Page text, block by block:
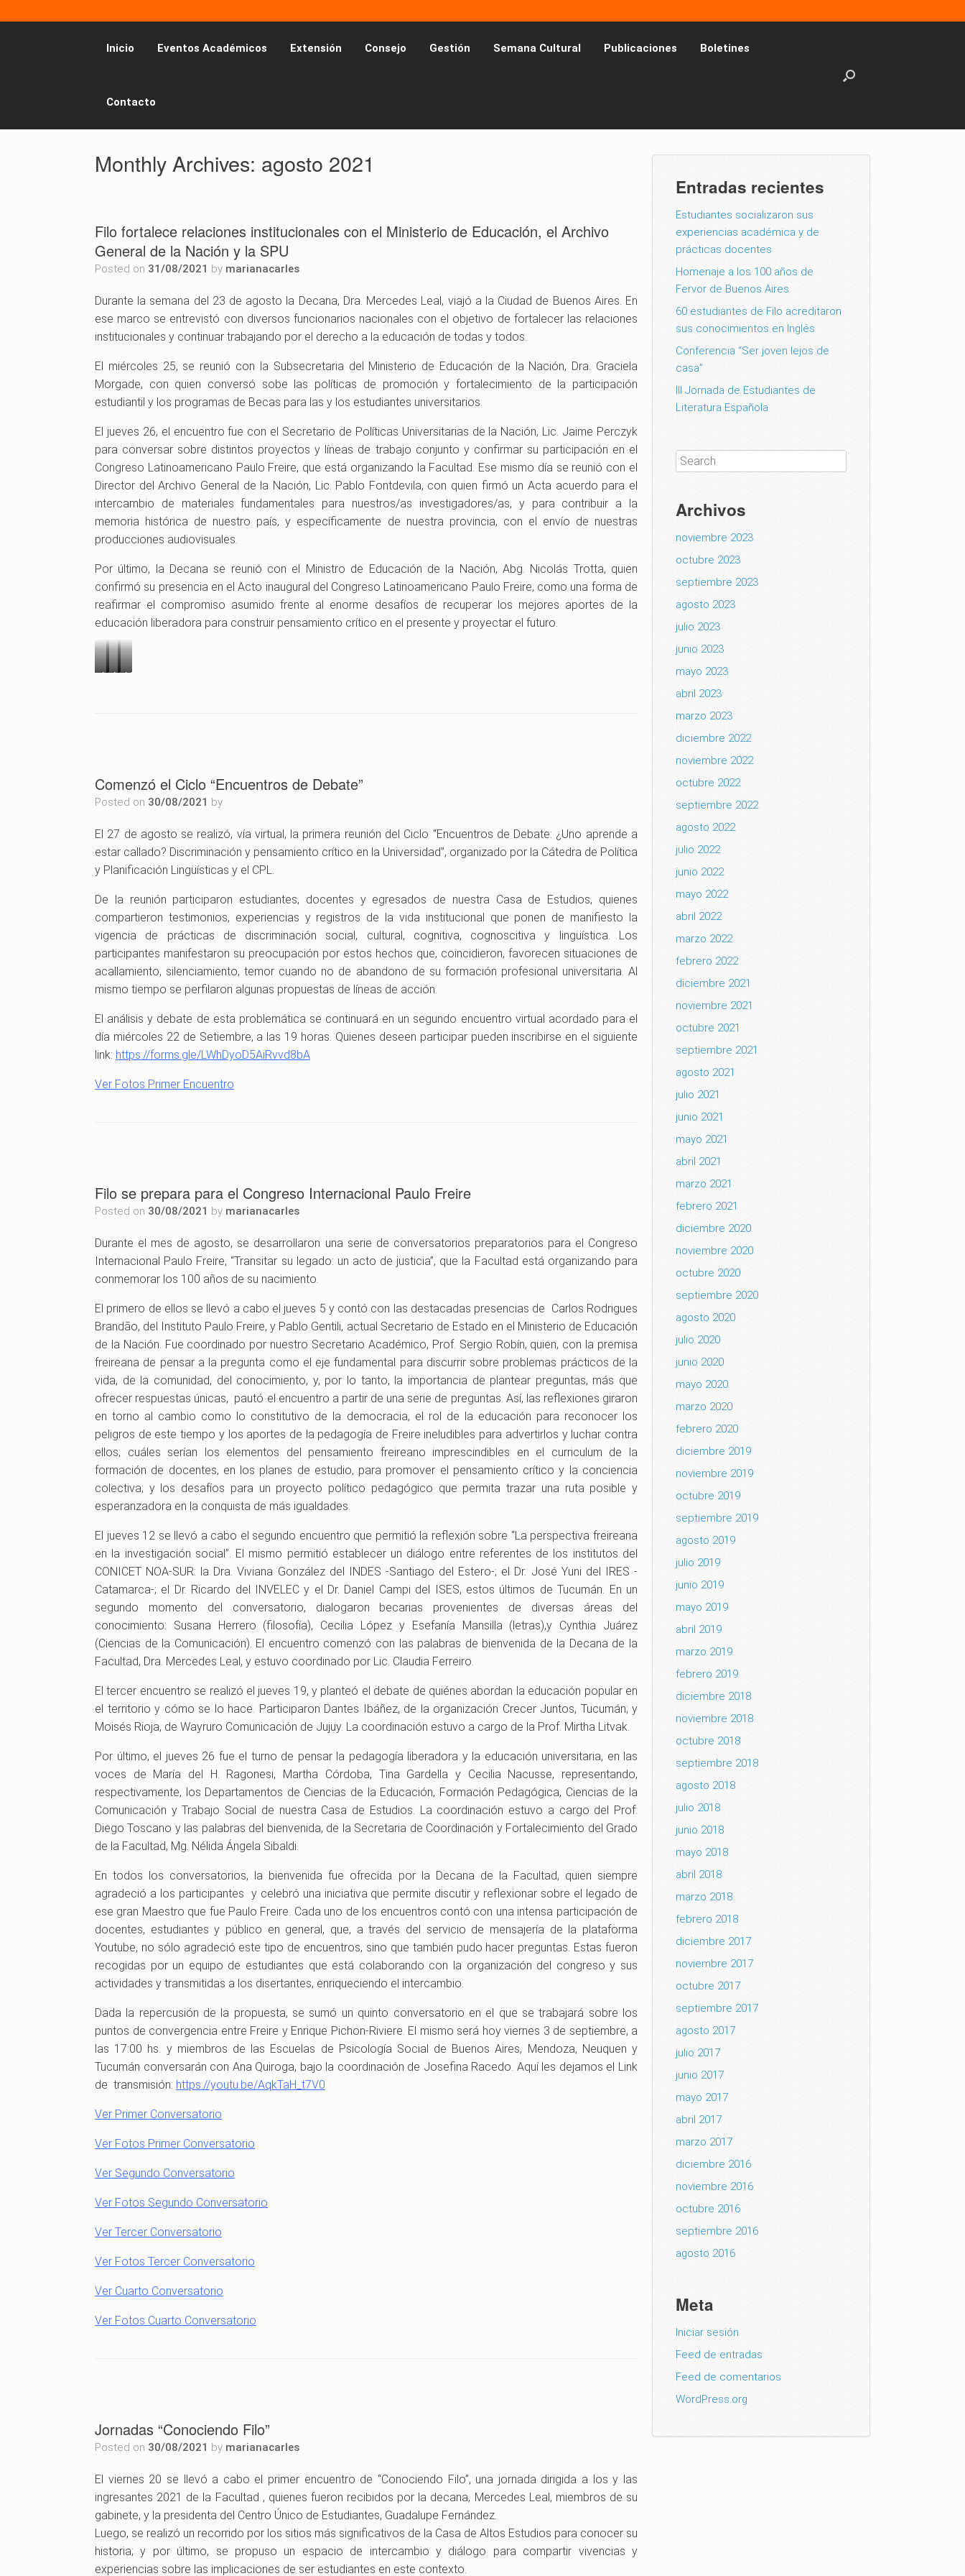
Inicio Eventos Académicos Extensión Consejo Gestión Semana Cultural Publicaciones Boletines
Contacto
Monthly Archives: agosto 2021
Filo fortalece relaciones institucionales con el Ministerio de Educación, el Archivo
General de la Nación y la SPU
Posted on 31/08/2021 by marianacarles
Durante la semana del 23 de agosto la Decana, Dra. Mercedes Leal, viajó a la Ciudad de Buenos Aires. En
ese marco se entrevistó con diversos funcionarios nacionales con el objetivo de fortalecer las relaciones
institucionales y continuar trabajando por el derecho a la educación de todas y todos.
El miércoles 25, se reunió con la Subsecretaria del Ministerio de Educación de la Nación, Dra. Graciela
Morgade, con quien conversó sobe las políticas de promoción y fortalecimiento de la participación
estudiantil y los programas de Becas para las y los estudiantes universitarios.
El jueves 26, el encuentro fue con el Secretario de Políticas Universitarias de la Nación, Lic. Jaime Perczyk
para conversar sobre distintos proyectos y líneas de trabajo conjunto y confirmar su participación en el
Congreso Latinoamericano Paulo Freire, que está organizando la Facultad. Ese mismo día se reunió con el
Director del Archivo General de la Nación, Lic. Pablo Fontdevila, con quien firmó un Acta acuerdo para el
intercambio de materiales fundamentales para nuestros/as investigadores/as, y para contribuir a la
memoria histórica de nuestro país, y específicamente de nuestra provincia, con el envío de nuestras
producciones audiovisuales.
Por último, la Decana se reunió con el Ministro de Educación de la Nación, Abg. Nicolás Trotta, quien
confirmó su presencia en el Acto inaugural del Congreso Latinoamericano Paulo Freire, como una forma de
reafirmar el compromiso asumido frente al enorme desafíos de recuperar los mejores aportes de la
educación liberadora para construir pensamiento crítico en el presente y proyectar el futuro.
M
e
s
e
a
J
e
P
e
c
e
c
e
t
a
r
i
o
d
e
P
o
l
í
t
i
c
s
U
n
i
v
e
r
s
i
a
s
d
e
l
N
a
c
i
ó
n
M
e
s
e
a
l
c
i
e
a
d
e
S
u
b
s
e
c
r
e
t
a
r
i
a
d
e
M
i
n
i
s
t
e
r
E
d
u
c
a
c
ó
n
d
e
l
a
N
M
e
s
e
a
l
a
o
F
o
t
a
,
i
r
e
c
t
o
r
d
e
l
A
c
h
i
o
G
e
n
e
r
a
l
N
a
c
i
ó
n
r
g
e
n
t
i
n
Comenzó el Ciclo “Encuentros de Debate”
Posted on 30/08/2021 by
El 27 de agosto se realizó, vía virtual, la primera reunión del Ciclo “Encuentros de Debate: ¿Uno aprende a
estar callado? Discriminación y pensamiento crítico en la Universidad”, organizado por la Cátedra de Política
y Planificación Lingüísticas y el CPL.
De la reunión participaron estudiantes, docentes y egresados de nuestra Casa de Estudios, quienes
compartieron testimonios, experiencias y registros de la vida institucional que ponen de manifiesto la
vigencia de prácticas de discriminación social, cultural, cognitiva, cognoscitiva y lingüística. Los
participantes manifestaron su preocupación por estos hechos que, coincidieron, favorecen situaciones de
acallamiento, silenciamiento, temor cuando no de abandono de su formación profesional universitaria. Al
mismo tiempo se perfilaron algunas propuestas de líneas de acción.
El análisis y debate de esta problemática se continuará en un segundo encuentro virtual acordado para el
día miércoles 22 de Setiembre, a las 19 horas. Quienes deseen participar pueden inscribirse en el siguiente
link: https://forms.gle/LWhDyoD5AiRvvd8bA
Ver Fotos Primer Encuentro
Filo se prepara para el Congreso Internacional Paulo Freire
Posted on 30/08/2021 by marianacarles
Durante el mes de agosto, se desarrollaron una serie de conversatorios preparatorios para el Congreso
Internacional Paulo Freire, “Transitar su legado: un acto de justicia”, que la Facultad está organizando para
conmemorar los 100 años de su nacimiento.
El primero de ellos se llevó a cabo el jueves 5 y contó con las destacadas presencias de Carlos Rodrigues
Brandão, del Instituto Paulo Freire, y Pablo Gentili, actual Secretario de Estado en el Ministerio de Educación
de la Nación. Fue coordinado por nuestro Secretario Académico, Prof. Sergio Robín, quien, con la premisa
freireana de pensar a la pregunta como el eje fundamental para discurrir sobre problemas prácticos de la
vida, de la comunidad, del conocimiento, y, por lo tanto, la importancia de plantear preguntas, más que
ofrecer respuestas únicas, pautó el encuentro a partir de una serie de preguntas. Así, las reflexiones giraron
en torno al cambio como lo constitutivo de la democracia, el rol de la educación para reconocer los
peligros de este tiempo y los aportes de la pedagogía de Freire ineludibles para advertirlos y luchar contra
ellos; cuáles serían los elementos del pensamiento freireano imprescindibles en el curriculum de la
formación de docentes, en los planes de estudio, para promover el pensamiento crítico y la conciencia
colectiva; y los desafíos para un proyecto político pedagógico que permita trazar una ruta posible y
esperanzadora en la conquista de más igualdades.
El jueves 12 se llevó a cabo el segundo encuentro que permitió la reflexión sobre “La perspectiva freireana
en la investigación social”. El mismo permitió establecer un diálogo entre referentes de los institutos del
CONICET NOA-SUR: la Dra. Viviana González del INDES -Santiago del Estero-; el Dr. José Yuni del IRES -
Catamarca-; el Dr. Ricardo del INVELEC y el Dr. Daniel Campi del ISES, estos últimos de Tucumán. En un
segundo momento del conversatorio, dialogaron becarias provenientes de diversas áreas del
conocimiento: Susana Herrero (filosofía), Cecilia López y Esefanía Mansilla (letras),y Cynthia Juárez
(Ciencias de la Comunicación). El encuentro comenzó con las palabras de bienvenida de la Decana de la
Facultad, Dra. Mercedes Leal, y estuvo coordinado por Lic. Claudia Ferreiro.
El tercer encuentro se realizó el jueves 19, y planteó el debate de quiénes abordan la educación popular en
el territorio y cómo se lo hace. Participaron Dantes Ibáñez, de la organización Crecer Juntos, Tucumán; y
Moisés Rioja, de Wayruro Comunicación de Jujuy. La coordinación estuvo a cargo de la Prof. Mirtha Litvak.
Por último, el jueves 26 fue el turno de pensar la pedagogía liberadora y la educación universitaria, en las
voces de María del H. Ragonesi, Martha Córdoba, Tina Gardella y Cecilia Nacusse, representando,
respectivamente, los Departamentos de Ciencias de la Educación, Formación Pedagógica, Ciencias de la
Comunicación y Trabajo Social de nuestra Casa de Estudios. La coordinación estuvo a cargo del Prof.
Diego Toscano y las palabras del bienvenida, de la Secretaria de Coordinación y Fortalecimiento del Grado
de la Facultad, Mg. Nélida Ángela Sibaldi.
En todos los conversatorios, la bienvenida fue ofrecida por la Decana de la Facultad, quien siempre
agradeció a los participantes y celebró una iniciativa que permite discutir y reflexionar sobre el legado de
ese gran Maestro que fue Paulo Freire. Cada uno de los encuentros contó con una intensa participación de
docentes, estudiantes y público en general, que, a través del servicio de mensajería de la plataforma
Youtube, no sólo agradeció este tipo de encuentros, sino que también pudo hacer preguntas. Estas fueron
recogidas por un equipo de estudiantes que está colaborando con la organización del congreso y sus
actividades y transmitidas a los disertantes, enriqueciendo el intercambio.
Dada la repercusión de la propuesta, se sumó un quinto conversatorio en el que se trabajará sobre los
puntos de convergencia entre Freire y Enrique Pichon-Riviere. El mismo será hoy viernes 3 de septiembre, a
las 17:00 hs. y miembros de las Escuelas de Psicología Social de Buenos Aires, Mendoza, Neuquen y
Tucumán conversarán con Ana Quiroga, bajo la coordinación de Josefina Racedo. Aquí les dejamos el Link
de transmisión: https://youtu.be/AqkTaH_t7V0
Ver Primer Conversatorio
Ver Fotos Primer Conversatorio
Ver Segundo Conversatorio
Ver Fotos Segundo Conversatorio
Ver Tercer Conversatorio
Ver Fotos Tercer Conversatorio
Ver Cuarto Conversatorio
Ver Fotos Cuarto Conversatorio
Jornadas “Conociendo Filo”
Posted on 30/08/2021 by marianacarles
El viernes 20 se llevó a cabo el primer encuentro de “Conociendo Filo”, una jornada dirigida a los y las
ingresantes 2021 de la Facultad , quienes fueron recibidos por la decana, Mercedes Leal, miembros de su
gabinete, y la presidenta del Centro Único de Estudiantes, Guadalupe Fernández.
Luego, se realizó un recorrido por los sitios más significativos de la Casa de Altos Estudios para conocer su
historia; y por último, se propuso un espacio de intercambio y diálogo para compartir vivencias y
experiencias sobre las implicaciones de ser estudiantes en este contexto.
Entradas recientes
Estudiantes socializaron sus
experiencias académica y de
prácticas docentes
Homenaje a los 100 años de
Fervor de Buenos Aires
60 estudiantes de Filo acreditaron
sus conocimientos en Inglés
Conferencia “Ser joven lejos de
casa”
III Jornada de Estudiantes de
Literatura Española
Archivos
noviembre 2023
octubre 2023
septiembre 2023
agosto 2023
julio 2023
junio 2023
mayo 2023
abril 2023
marzo 2023
diciembre 2022
noviembre 2022
octubre 2022
septiembre 2022
agosto 2022
julio 2022
junio 2022
mayo 2022
abril 2022
marzo 2022
febrero 2022
diciembre 2021
noviembre 2021
octubre 2021
septiembre 2021
agosto 2021
julio 2021
junio 2021
mayo 2021
abril 2021
marzo 2021
febrero 2021
diciembre 2020
noviembre 2020
octubre 2020
septiembre 2020
agosto 2020
julio 2020
junio 2020
mayo 2020
marzo 2020
febrero 2020
diciembre 2019
noviembre 2019
octubre 2019
septiembre 2019
agosto 2019
julio 2019
junio 2019
mayo 2019
abril 2019
marzo 2019
febrero 2019
diciembre 2018
noviembre 2018
octubre 2018
septiembre 2018
agosto 2018
julio 2018
junio 2018
mayo 2018
abril 2018
marzo 2018
febrero 2018
diciembre 2017
noviembre 2017
octubre 2017
septiembre 2017
agosto 2017
julio 2017
junio 2017
mayo 2017
abril 2017
marzo 2017
diciembre 2016
noviembre 2016
octubre 2016
septiembre 2016
agosto 2016
Meta
Iniciar sesión
Feed de entradas
Feed de comentarios
WordPress.org